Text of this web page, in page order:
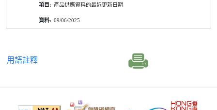
產品供應資料的最近更新日期
09/06/2025
用語註釋